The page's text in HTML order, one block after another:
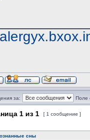
за: Поле
1 из 1 [ 1 сообщение ]
сны